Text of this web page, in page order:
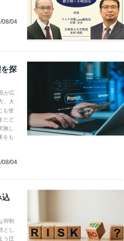
08/04
探
が広
、大
も使
たど
施し
をも
08/04
込
抑制
とし
う圧